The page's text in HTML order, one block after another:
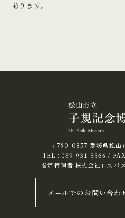
あります。
〒790-0857 愛媛県松山
TEL : 089-931-5566 /
指定管理者 株式会社レスパ
メールでのお問い合わ